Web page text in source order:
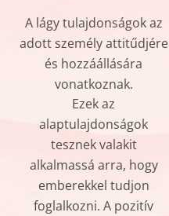
A lágy tulajdonságok az
adott személy attitűdjére
és hozzáállására
vonatkoznak.
Ezek az
alaptulajdonságok
tesznek valakit
alkalmassá arra, hogy
emberekkel tudjon
foglalkozni. A pozitív